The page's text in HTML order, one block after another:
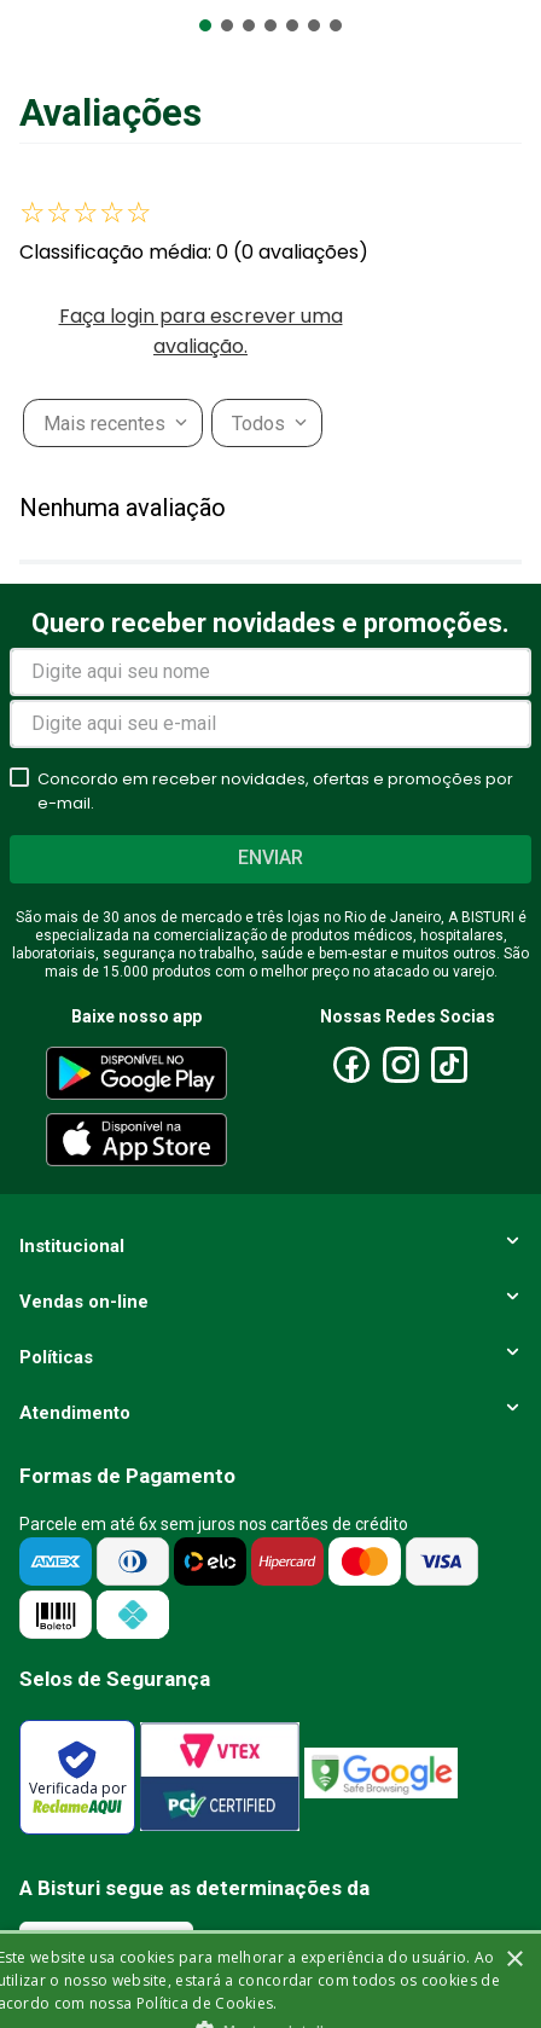
Avaliações
☆☆☆☆☆
Classificação média: 0 (0 avaliações)
Faça login para escrever uma
avaliação.
Mais recentes Todos
Nenhuma avaliação
Quero receber novidades e promoções.
Concordo em receber novidades, ofertas e promoções por
e-mail.
ENVIAR
São mais de 30 anos de mercado e três lojas no Rio de Janeiro, A BISTURI é
especializada na comercialização de produtos médicos, hospitalares,
laboratoriais, segurança no trabalho, saúde e bem-estar e muitos outros. São
mais de 15.000 produtos com o melhor preço no atacado ou varejo.
Baixe nosso app Nossas Redes Socias
Institucional
Vendas on-line
Políticas
Atendimento
Formas de Pagamento
Parcele em até 6x sem juros nos cartões de crédito
Selos de Segurança
Verificada por
A Bisturi segue as determinações da
Bisturi Distribuidora de Material Hospitalar Ltda | Rua Miguel de Frias, 150 -
×
website usa cookies para melhorar a experiência do usuário. Ao
o nosso website, estará a concordar com todos os cookies de
com nossa Política de Cookies.